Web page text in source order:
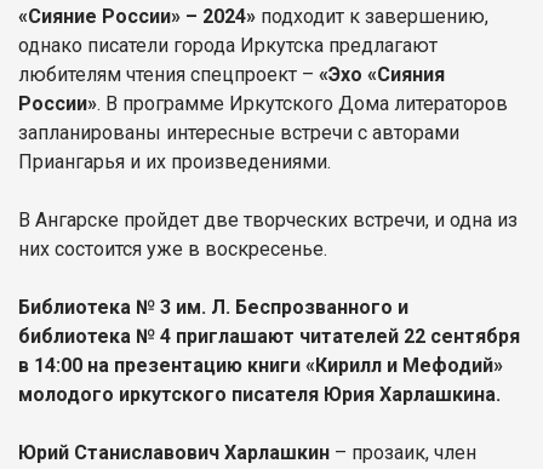
«Сияние России» – 2024» подходит к завершению,
однако писатели города Иркутска предлагают
любителям чтения спецпроект – «Эхо «Сияния
России». В программе Иркутского Дома литераторов
запланированы интересные встречи с авторами
Приангарья и их произведениями.
В Ангарске пройдет две творческих встречи, и одна из
них состоится уже в воскресенье.
Библиотека № 3 им. Л. Беспрозванного и
библиотека № 4 приглашают читателей 22 сентября
в 14:00 на презентацию книги «Кирилл и Мефодий»
молодого иркутского писателя Юрия Харлашкина.
Юрий Станиславович Харлашкин – прозаик, член